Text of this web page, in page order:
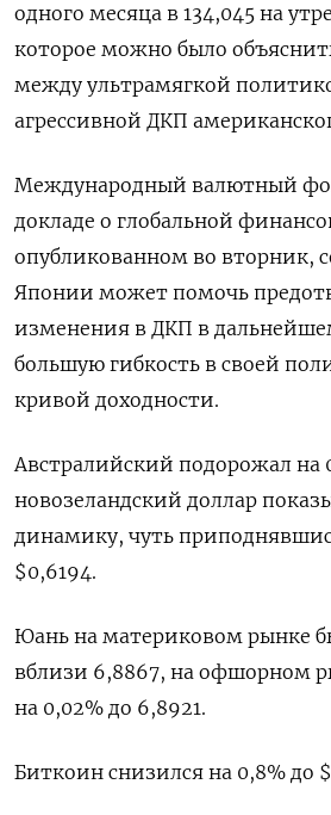
одного месяца в 134,045 на
которое можно было
между ультрамягкой
агрессивной ДКП
Международный валютный
докладе о глобальной
опубликованном во вторник,
Японии может помочь
изменения в ДКП в
большую гибкость в своей
кривой доходности.
Австралийский подорожал на
новозеландский доллар
динамику, чуть
$0,6194​.
Юань на материковом рынке
вблизи 6,8867​, на офшорном
на 0,02% до 6,8921.
Биткоин снизился на 0,8% до